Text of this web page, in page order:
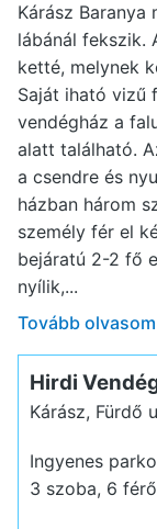
Kárász Baranya
lábánál fekszik.
ketté, melynek
Saját iható vizű
vendégház a
alatt található.
a csendre és
házban három
személy fér el
bejáratú 2-2 fő
nyílik,...
Tovább olvasom
Hirdi
Kárász, Fürdő
Ingyenes
3 szoba, 6